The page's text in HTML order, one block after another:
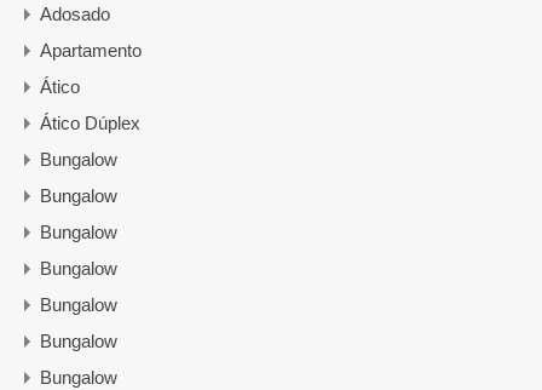
Adosado
Apartamento
Ático
Ático Dúplex
Bungalow
Bungalow
Bungalow
Bungalow
Bungalow
Bungalow
Bungalow